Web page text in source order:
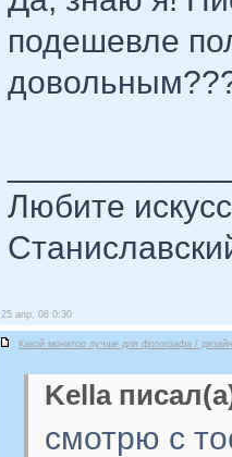
подешевле
Любите
25 апр, 08 0:30
Какой монитор лучше для фотографа /
Kella
смотрю с